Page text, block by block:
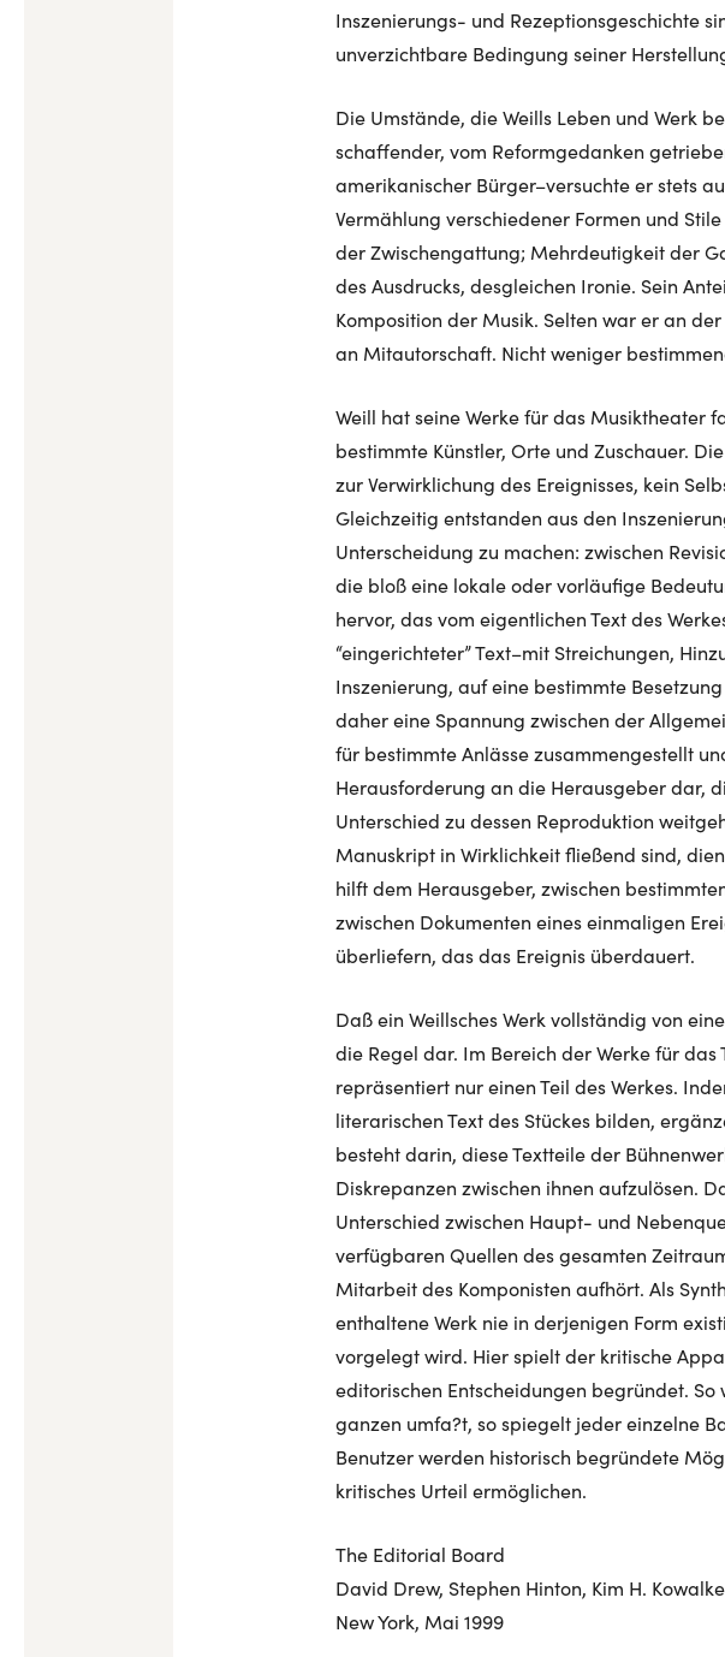
Inszenierungs- und Rezeptionsgeschichte
unverzichtbare Bedingung seiner
Die Umstände, die Weills Leben und Werk
schaffender, vom Reformgedanken
amerikanischer Bürger–versuchte er stets
Vermählung verschiedener Formen und
der Zwischengattung; Mehrdeutigkeit der
des Ausdrucks, desgleichen Ironie. Sein
Komposition der Musik. Selten war er an
an Mitautorschaft. Nicht weniger
Weill hat seine Werke für das Musiktheater
bestimmte Künstler, Orte und Zuschauer.
zur Verwirklichung des Ereignisses, kein
Gleichzeitig entstanden aus den
Unterscheidung zu machen: zwischen
die bloß eine lokale oder vorläufige
hervor, das vom eigentlichen Text des
“eingerichteter” Text–mit Streichungen,
Inszenierung, auf eine bestimmte
daher eine Spannung zwischen der
für bestimmte Anlässe zusammengestellt
Herausforderung an die Herausgeber dar,
Unterschied zu dessen Reproduktion
Manuskript in Wirklichkeit fließend sind,
hilft dem Herausgeber, zwischen
zwischen Dokumenten eines einmaligen
überliefern, das das Ereignis überdauert.
Daß ein Weillsches Werk vollständig von
die Regel dar. Im Bereich der Werke für
repräsentiert nur einen Teil des Werkes.
literarischen Text des Stückes bilden,
besteht darin, diese Textteile der
Diskrepanzen zwischen ihnen aufzulösen.
Unterschied zwischen Haupt- und
verfügbaren Quellen des gesamten
Mitarbeit des Komponisten aufhört. Als
enthaltene Werk nie in derjenigen Form
vorgelegt wird. Hier spielt der kritische
editorischen Entscheidungen begründet. So
ganzen umfa?t, so spiegelt jeder einzelne
Benutzer werden historisch begründete
kritisches Urteil ermöglichen.
The Editorial Board
David Drew, Stephen Hinton, Kim H.
New York, Mai 1999